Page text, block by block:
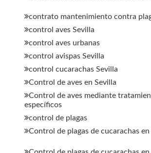
contrato mantenimiento contra
control aves Sevilla
control aves urbanas
control avispas Sevilla
control cucarachas Sevilla
Control de aves en Sevilla
Control de aves mediante
específicos
control de plagas
Control de plagas de cucarachas